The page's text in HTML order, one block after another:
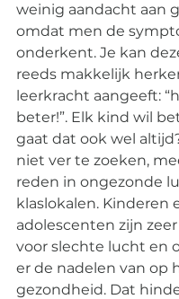
weinig aandacht aan
omdat men de
onderkent. Je kan
reeds makkelijk
leerkracht aangeeft:
beter!”. Elk kind wil
gaat dat ook wel
niet ver te zoeken,
reden in ongezonde
klaslokalen. Kinderen
adolescenten zijn
voor slechte lucht en
er de nadelen van op
gezondheid. Dat